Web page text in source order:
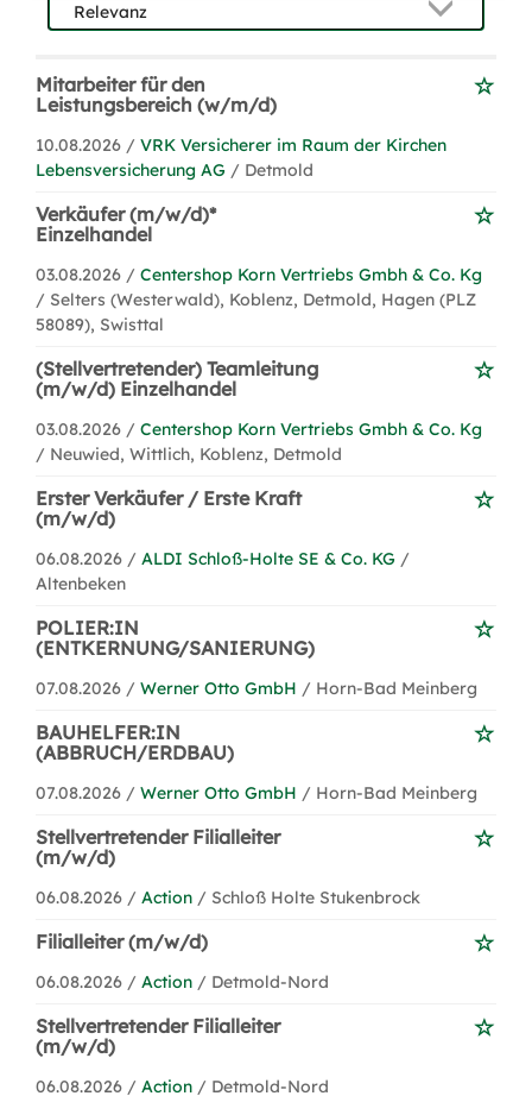
Mitarbeiter für den
Leistungsbereich (w/m/d)
10.08.2026 / VRK Versicherer im Raum der Kirchen
Lebensversicherung AG / Detmold
Verkäufer (m/w/d)*
Einzelhandel
03.08.2026 / Centershop Korn Vertriebs Gmbh & Co. Kg
/ Selters (Westerwald), Koblenz, Detmold, Hagen (PLZ
58089), Swisttal
(Stellvertretender) Teamleitung
(m/w/d) Einzelhandel
03.08.2026 / Centershop Korn Vertriebs Gmbh & Co. Kg
/ Neuwied, Wittlich, Koblenz, Detmold
Erster Verkäufer / Erste Kraft
(m/w/d)
06.08.2026 / ALDI Schloß-Holte SE & Co. KG /
Altenbeken
POLIER:IN
(ENTKERNUNG/SANIERUNG)
07.08.2026 / Werner Otto GmbH / Horn-Bad Meinberg
BAUHELFER:IN
(ABBRUCH/ERDBAU)
07.08.2026 / Werner Otto GmbH / Horn-Bad Meinberg
Stellvertretender Filialleiter
(m/w/d)
06.08.2026 / Action / Schloß Holte Stukenbrock
Filialleiter (m/w/d)
06.08.2026 / Action / Detmold-Nord
Stellvertretender Filialleiter
(m/w/d)
06.08.2026 / Action / Detmold-Nord